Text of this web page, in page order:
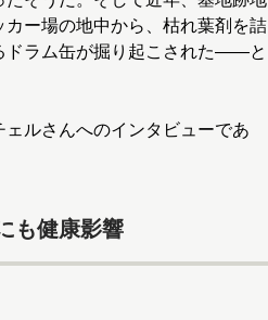
カー場の地中から、枯れ葉剤を詰
ドラム缶が掘り起こされた――と
ルさんへのインタビューであ
も健康影響